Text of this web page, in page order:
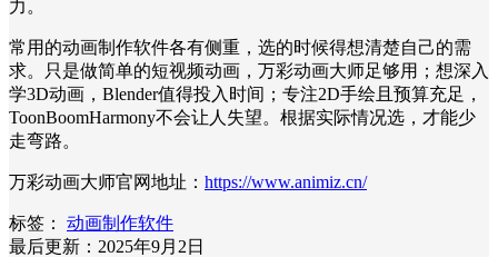
力。
常用的动画制作软件各有侧重，选的时候得想清楚自己的需
求。只是做简单的短视频动画，万彩动画大师足够用；想深入
学3D动画，Blender值得投入时间；专注2D手绘且预算充足，
ToonBoomHarmony不会让人失望。根据实际情况选，才能少
走弯路。
万彩动画大师官网地址： https://www.animiz.cn/
标签：
动画制作软件
最后更新：2025年9月2日